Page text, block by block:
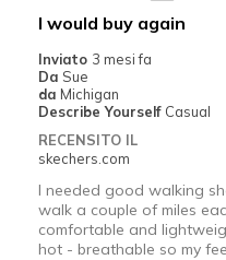
I would buy again
Inviato 3 mesi fa
Da Sue
da Michigan
Describe Yourself Casual
RECENSITO IL
skechers.com
I needed good walking
walk a couple of miles
comfortable and
hot - breathable so my